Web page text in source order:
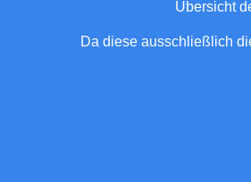
Übersicht
Da diese ausschließlich